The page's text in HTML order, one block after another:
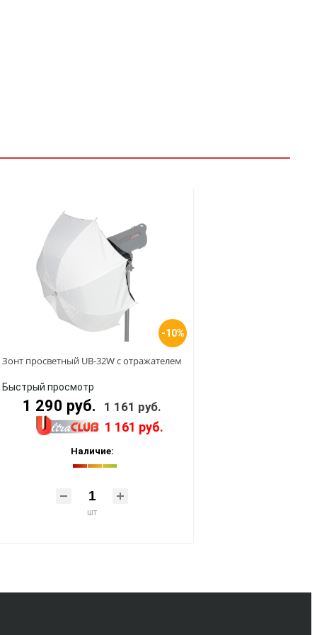
-10%
Зонт просветный UB-32W с отражателем
Быстрый просмотр
1 290 руб. 1 161 руб.
1 161 руб.
Наличие:
шт